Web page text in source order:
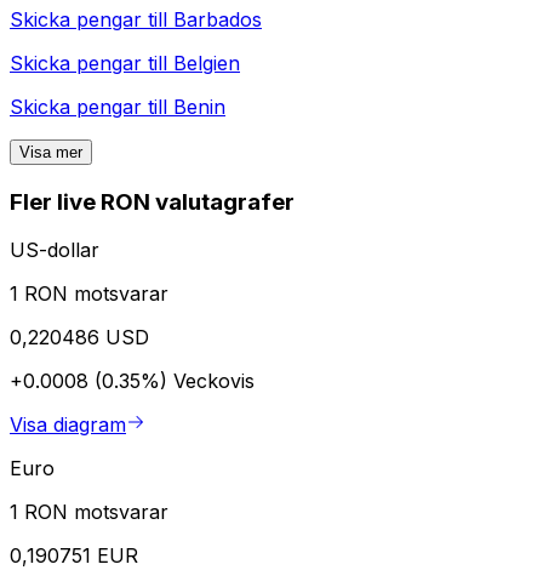
Skicka pengar till Barbados
Skicka pengar till Belgien
Skicka pengar till Benin
Visa mer
Fler live RON valutagrafer
US-dollar
1 RON motsvarar
0,220486 USD
+0.0008 (0.35%) Veckovis
Visa diagram
Euro
1 RON motsvarar
0,190751 EUR